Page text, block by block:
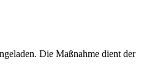
Die Maßnahme dient der